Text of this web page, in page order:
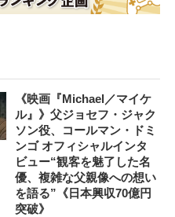
《映画『Michael／マイケ
ル』》父ジョセフ・ジャク
ソン役、コールマン・ドミ
ンゴ オフィシャルインタ
ビュー“観客を魅了した名
優、複雑な父親像への想い
を語る”《日本興収70億円
突破》